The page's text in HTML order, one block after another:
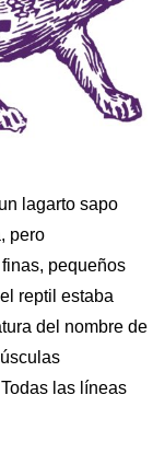
lagarto sapo
pero
pequeños
reptil estaba
del nombre de
las líneas